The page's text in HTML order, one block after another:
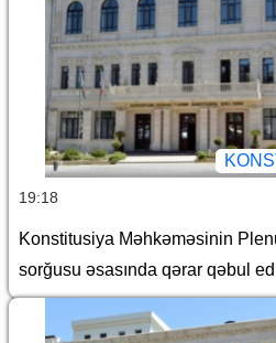
19:18
Konstitusiya Məhkəməsinin
sorğusu əsasında qərar qəbul